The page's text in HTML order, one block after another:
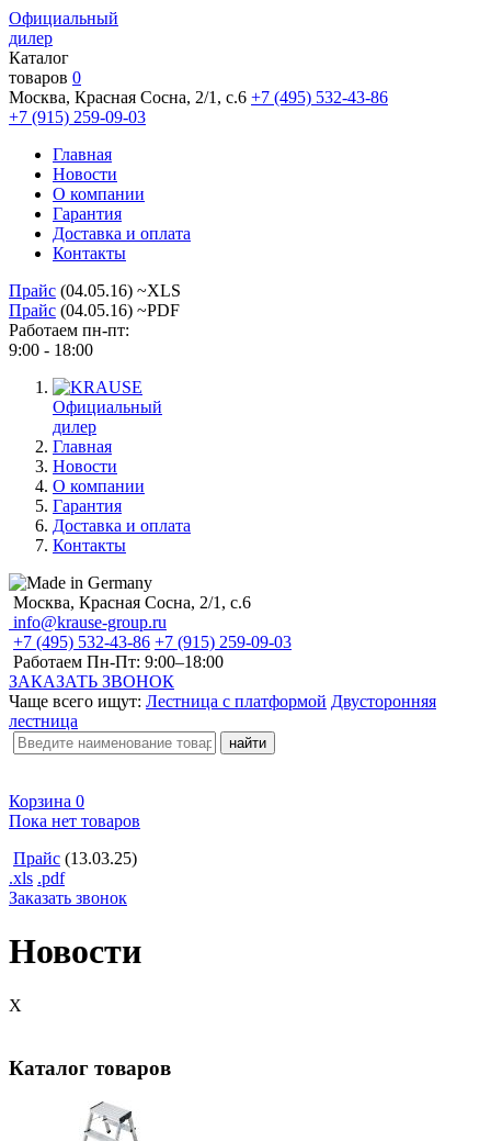
Официальный
дилер
Каталог
товаров 0
Москва, Красная Сосна, 2/1, с.6 +7 (495) 532-43-86
+7 (915) 259-09-03
Главная
Новости
О компании
Гарантия
Доставка и оплата
Контакты
Прайс (04.05.16) ~XLS
Прайс (04.05.16) ~PDF
Работаем пн-пт:
9:00 - 18:00
Официальный
дилер
Главная
Новости
О компании
Гарантия
Доставка и оплата
Контакты
Москва, Красная Сосна, 2/1, с.6
info@krause-group.ru
+7 (495) 532-43-86 +7 (915) 259-09-03
Работаем Пн-Пт: 9:00–18:00
ЗАКАЗАТЬ ЗВОНОК
Чаще всего ищут: Лестница с платформой Двусторонняя
лестница
Корзина 0
Пока нет товаров
Прайс (13.03.25)
.xls .pdf
Заказать звонок
Новости
X
Каталог товаров